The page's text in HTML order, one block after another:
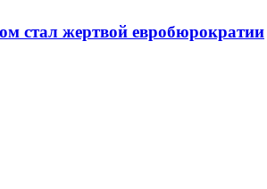
стал жертвой евробюрократии